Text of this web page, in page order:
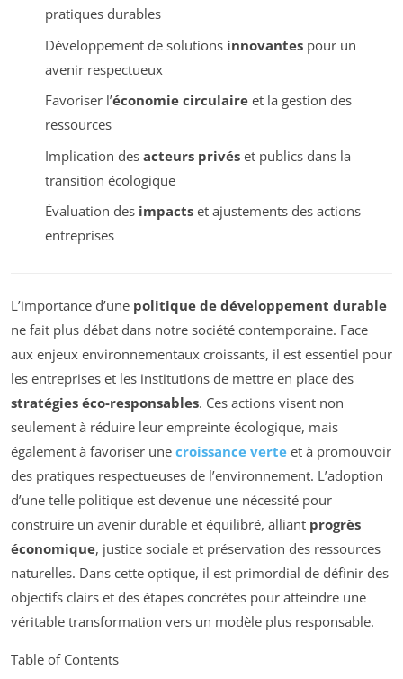
pratiques durables
Développement de solutions innovantespour un
avenir respectueux
Favoriser l’économie circulaireet la gestion des
ressources
Implication des acteurs privéset publics dans la
transition écologique
Évaluation des impactset ajustements des actions
entreprises
L’importance d’une politique de développement durable
ne fait plus débat dans notre société contemporaine. Face
aux enjeux environnementaux croissants, il est essentiel pour
les entreprises et les institutions de mettre en place des
stratégies éco-responsables. Ces actions visent non
seulement à réduire leur empreinte écologique, mais
également à favoriser une croissance verte et à promouvoir
des pratiques respectueuses de l’environnement. L’adoption
d’une telle politique est devenue une nécessité pour
construire un avenir durable et équilibré, alliant progrès
économique, justice sociale et préservation des ressources
naturelles. Dans cette optique, il est primordial de définir des
objectifs clairs et des étapes concrètes pour atteindre une
véritable transformation vers un modèle plus responsable.
Table of Contents